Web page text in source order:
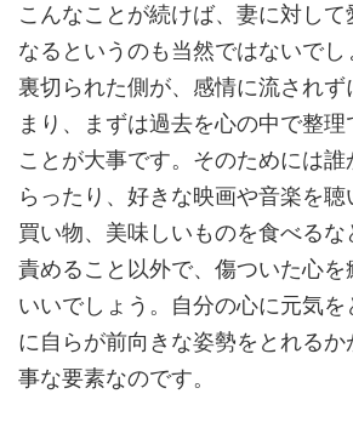
こんなことが続けば、妻に対して
なるというのも当然ではないでし
裏切られた側が、感情に流され
まり、まずは過去を心の中で整
ことが大事です。そのためには誰
らったり、好きな映画や音楽を
買い物、美味しいものを食べるな
責めること以外で、傷ついた心を
いいでしょう。自分の心に元気
に自らが前向きな姿勢をとれる
事な要素なのです。